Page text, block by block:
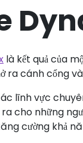
là kết quả của
ra cánh cổng
lĩnh vực
cho những
cường khả